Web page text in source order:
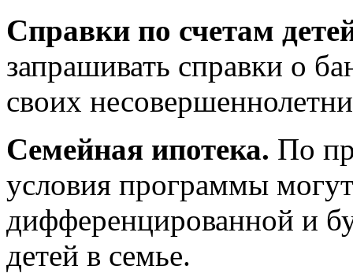
Справки по счетам
запрашивать справки о
своих
Семейная ипотека. По
условия программы могут
дифференцированной и
детей в семье.